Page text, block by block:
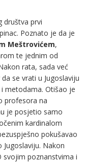
društva prvi
Poznato je da je
Meštrovićem,
te jednim od
rata, sada već
se vrati u Jugoslaviju
metodama. Otišao je
profesora na
je posjetio samo
kardinalom
pokušavao
Nakon
svojim poznanstvima i